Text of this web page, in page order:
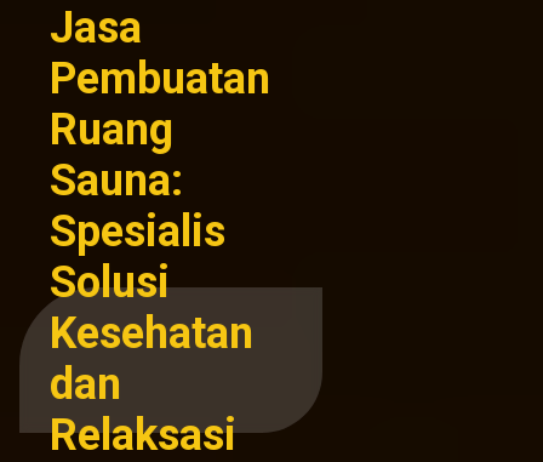
Jasa
Pembuatan
Ruang
Sauna:
Spesialis
Solusi
Kesehatan
dan
Relaksasi